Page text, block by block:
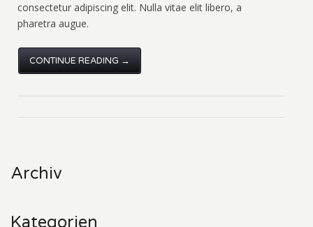
consectetur adipiscing elit. Nulla vitae elit libero, a
pharetra augue.
CONTINUE READING →
Archiv
Kategorien